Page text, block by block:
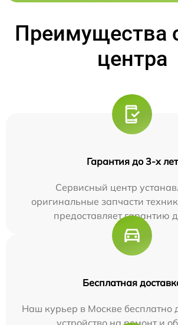
Преимущества
центра
Гарантия до 3-х лет
Сервисный центр
оригинальные запчасти
предоставляет гарантию
Бесплатная
Наш курьер в Москве бесплатно